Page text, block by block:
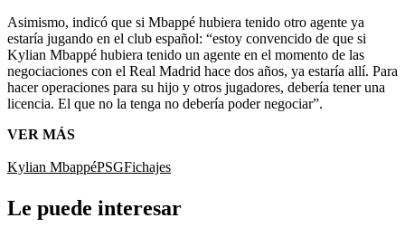
Asimismo, indicó que si Mbappé hubiera tenido otro agente ya
estaría jugando en el club español: “estoy convencido de que si
Kylian Mbappé hubiera tenido un agente en el momento de las
negociaciones con el Real Madrid hace dos años, ya estaría allí. Para
hacer operaciones para su hijo y otros jugadores, debería tener una
licencia. El que no la tenga no debería poder negociar”.
VER MÁS
Kylian MbappéPSGFichajes
Le puede interesar